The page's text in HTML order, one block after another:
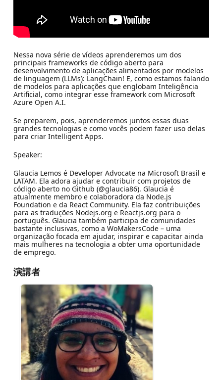
Nessa nova série de vídeos aprenderemos um dos
principais frameworks de código aberto para
desenvolvimento de aplicações alimentados por modelos
de linguagem (LLMs): LangChain! E, como estamos falando
de modelos para aplicações que englobam Inteligência
Artificial, como integrar esse framework com Microsoft
Azure Open A.I.
Se preparem, pois, aprenderemos juntos essas duas
grandes tecnologias e como vocês podem fazer uso delas
para criar Intelligent Apps.
Speaker:
Glaucia Lemos é Developer Advocate na Microsoft Brasil e
LATAM. Ela adora ajudar e contribuir com projetos de
código aberto no Github (@glaucia86). Glaucia é
atualmente membro e colaboradora da Node.js
Foundation e da React Community. Ela faz contribuições
para as traduções Nodejs.org e Reactjs.org para o
português. Glaucia também participa de comunidades
bastante inclusivas, como a WoMakersCode – uma
organização focada em ajudar, inspirar e capacitar ainda
mais mulheres na tecnologia a obter uma oportunidade
de emprego.
演講者